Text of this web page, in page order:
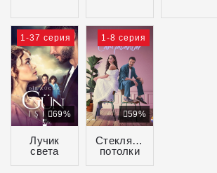
Лучик
света
69%
1-37 серия
Стеклянные
потолки
59%
1-8 серия